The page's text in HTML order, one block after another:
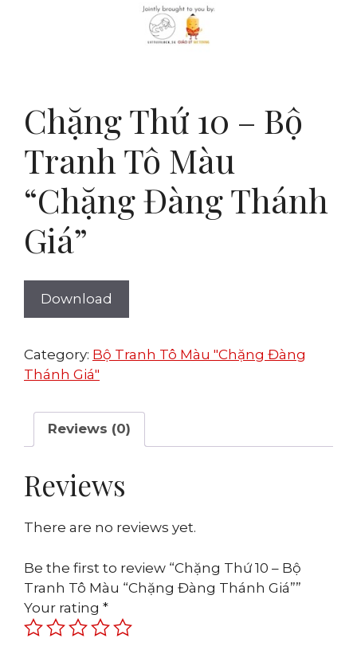
Chặng Thứ 10 – Bộ
Tranh Tô Màu
“Chặng Đàng Thánh
Giá”
Download
Category: Bộ Tranh Tô Màu "Chặng Đàng
Thánh Giá"
Reviews (0)
Reviews
There are no reviews yet.
Be the first to review “Chặng Thứ 10 – Bộ
Tranh Tô Màu “Chặng Đàng Thánh Giá””
Your rating *